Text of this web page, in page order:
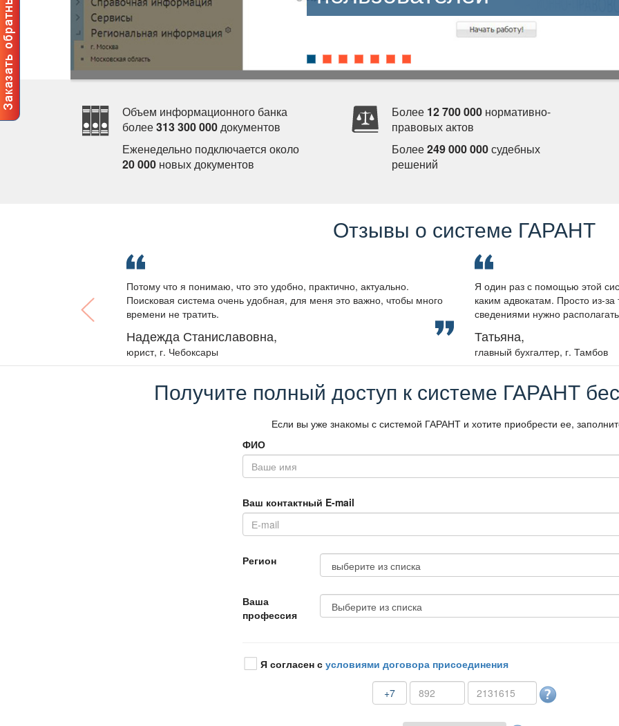
Объем информационного банка
олее313 300 000документо
Еженедельно подключается около
20 000 новых документо
Более 12 700 000 нормативно-
правовых акто
Более249 000 000судебных
решений
Отзывы о системе ГАРАНТ
Потому что я понимаю, что это удобно, практично, актуально.
Поисковая система очень удобная, для меня это важно, чтобы много
ремени не тратить.
Надежда Станиславовна,
юрист, г. Чебоксары
Я один раз с помощью этой
каким адвокатам. Просто из-
сведениями нужно
Татьяна,
лавный бухгалтер, г. Тамбо
Получите полный доступ к системе ГАРАНТ
Если вы уже знакомы с системой ГАРАНТ и хотите приобрести ее,
ФИО
аш контактный E-mail
Регион
аша
профессия
Я согласен с условиями договора присоединения
+7